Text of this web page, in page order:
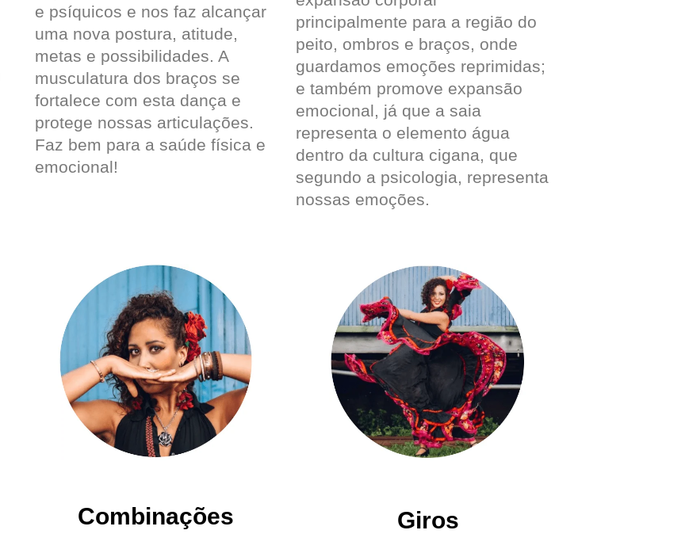
e psíquicos e nos faz alcançar
uma nova postura, atitude,
metas e possibilidades. A
musculatura dos braços se
fortalece com esta dança e
protege nossas articulações.
Faz bem para a saúde física e
emocional!
principalmente para a região do
peito, ombros e braços, onde
guardamos emoções reprimidas;
e também promove expansão
emocional, já que a saia
representa o elemento água
dentro da cultura cigana, que
segundo a psicologia, representa
nossas emoções.
Combinações
Giros